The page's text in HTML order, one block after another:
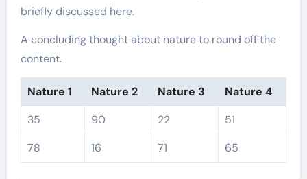
briefly discussed here.
A concluding thought about nature to round off the
content.
Nature 1 Nature 2 Nature 3
Nature 4
35
90 22
51
78
16 71 65